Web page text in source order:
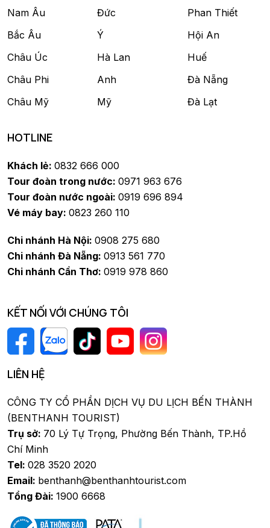
Nam Âu
Bắc Âu
Châu Úc
Châu Phi
Châu Mỹ
Đức
Ý
Hà Lan
Anh
Mỹ
Phan Thiết
Hội An
Huế
Đà Nẵng
Đà Lạt
HOTLINE
Khách lẻ: 0832 666 000
Tour đoàn trong nước: 0971 963 676
Tour đoàn nước ngoài: 0919 696 894
Vé máy bay: 0823 260 110
Chi nhánh Hà Nội: 0908 275 680
Chi nhánh Đà Nẵng: 0913 561 770
Chi nhánh Cần Thơ: 0919 978 860
KẾT NỐI VỚI CHÚNG TÔI
LIÊN HỆ
CÔNG TY CỔ PHẦN DỊCH VỤ DU LỊCH BẾN THÀNH
(BENTHANH TOURIST)
Trụ sở: 70 Lý Tự Trọng, Phường Bến Thành, TP.Hồ
Chí Minh
Tel: 028 3520 2020
Email: benthanh@benthanhtourist.com
Tổng Đài: 1900 6668